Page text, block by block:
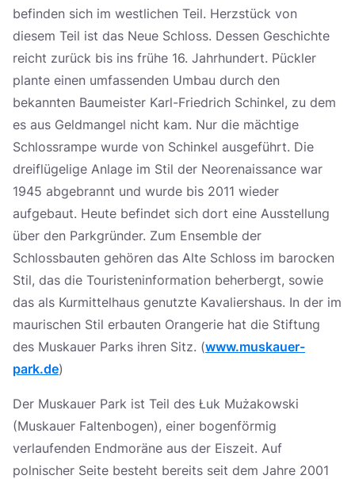
befinden sich im westlichen Teil. Herzstück von
diesem Teil ist das Neue Schloss. Dessen Geschichte
reicht zurück bis ins frühe 16. Jahrhundert. Pückler
plante einen umfassenden Umbau durch den
bekannten Baumeister Karl-Friedrich Schinkel, zu dem
es aus Geldmangel nicht kam. Nur die mächtige
Schlossrampe wurde von Schinkel ausgeführt. Die
dreiflügelige Anlage im Stil der Neorenaissance war
1945 abgebrannt und wurde bis 2011 wieder
aufgebaut. Heute befindet sich dort eine Ausstellung
über den Parkgründer. Zum Ensemble der
Schlossbauten gehören das Alte Schloss im barocken
Stil, das die Touristeninformation beherbergt, sowie
das als Kurmittelhaus genutzte Kavaliershaus. In der im
maurischen Stil erbauten Orangerie hat die Stiftung
des Muskauer Parks ihren Sitz. (www.muskauer-
park.de)
Der Muskauer Park ist Teil des Łuk Mużakowski
(Muskauer Faltenbogen), einer bogenförmig
verlaufenden Endmoräne aus der Eiszeit. Auf
polnischer Seite besteht bereits seit dem Jahre 2001